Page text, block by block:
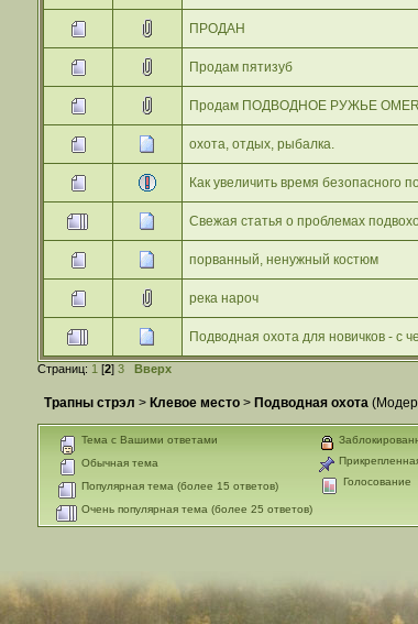
ПРОДАН
Продам пятизуб
Продам ПОДВОДНОЕ РУЖЬЕ OMER
охота, отдых, рыбалка.
Как увеличить время безопасного
Свежая статья о проблемах
порванный, ненужный костюм
река нароч
Подводная охота для новичков - с
Страниц: 1 [2] 3 Вверх
Трапны стрэл > Клевое место> Подводная охота
Тема с Вашими ответами
Обычная тема
Популярная тема (более 15 ответов)
Очень популярная тема (более 25 ответов)
Голосование